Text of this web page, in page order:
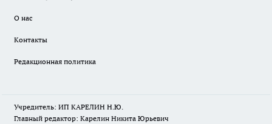
О нас
Контакты
Редакционная политика
Учредитель: ИП КАРЕЛИН Н.Ю.
Главный редактор: Карелин Никита Юрьевич